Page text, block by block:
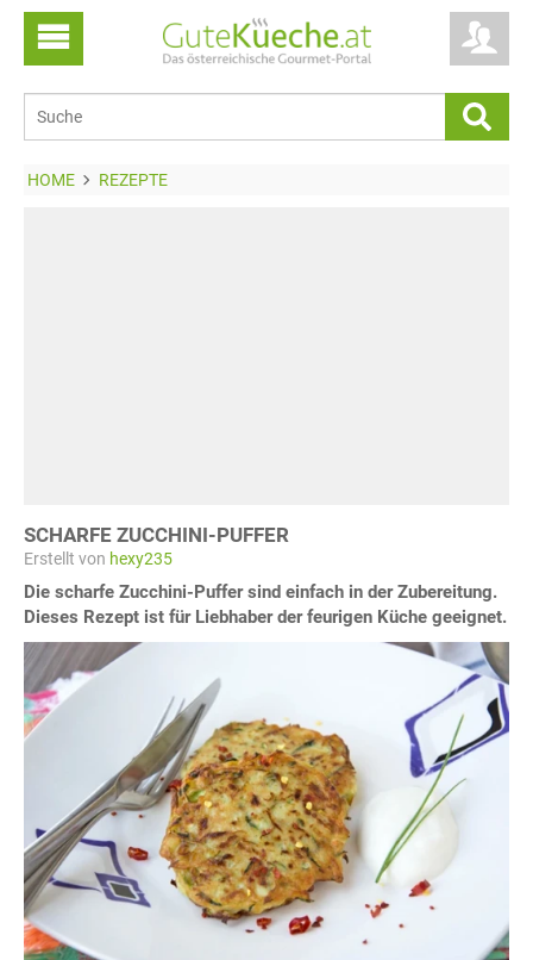
HOME REZEPTE
SCHARFE ZUCCHINI-PUFFER
Erstellt von hexy235
Die scharfe Zucchini-Puffer sind einfach in der Zubereitung.
Dieses Rezept ist für Liebhaber der feurigen Küche geeignet.